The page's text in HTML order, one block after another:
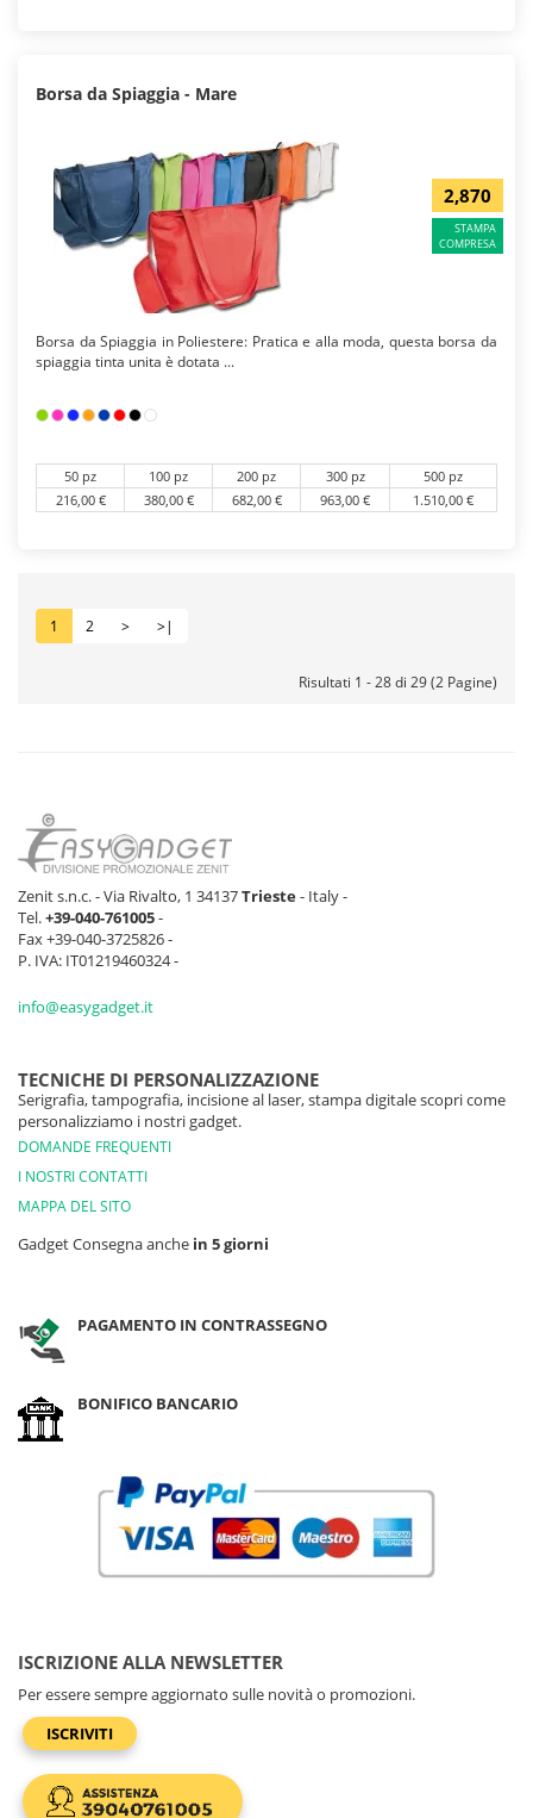
Borsa da Spiaggia - Mare
2,870
STAMPA
COMPRESA
Borsa da Spiaggia in Poliestere: Pratica e alla moda, questa borsa da
spiaggia tinta unita è dotata ...
50 pz 100 pz 200 pz 300 pz
500 pz
216,00 €
380,00 € 682,00 € 963,00 € 1.510,00 €
1 2 > >|
Risultati 1 - 28 di 29 (2 Pagine)
Zenit s.n.c. - Via Rivalto, 1 34137Trieste- Italy -
Tel.+39-040-761005-
Fax +39-040-3725826 -
P. IVA: IT01219460324 -
info@easygadget.it
TECNICHE DI PERSONALIZZAZIONE
Serigrafia, tampografia, incisione al laser, stampa digitale scopri come
personalizziamo i nostri gadget.
DOMANDE FREQUENTI
I NOSTRI CONTATTI
MAPPA DEL SITO
Gadget Consegna anche in 5 giorni
PAGAMENTO IN CONTRASSEGNO
BONIFICO BANCARIO
ISCRIZIONE ALLA NEWSLETTER
Per essere sempre aggiornato sulle novità o promozioni.
ISCRIVITI